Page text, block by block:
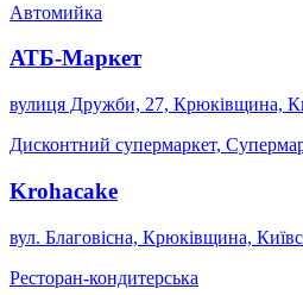
Автомийка
АТБ-Маркет
вулиця Дружби, 27, Крюківщина,
Дисконтний супермаркет,
Krohacake
вул. Благовісна, Крюківщина,
Ресторан-кондитерська